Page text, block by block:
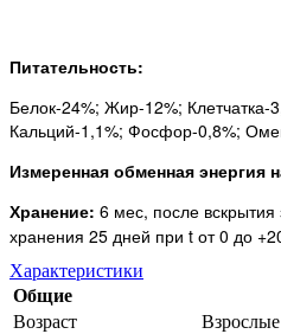
Питательность:
Белок-24%; Жир-12%; Клетчатка-
Кальций-1,1%; Фосфор-0,8%;
Измеренная обменная энергия
Хранение: 6 мес, после вскрытия
хранения 25 дней при t от 0 до
Характеристики
Общие
Возраст
Взрослые